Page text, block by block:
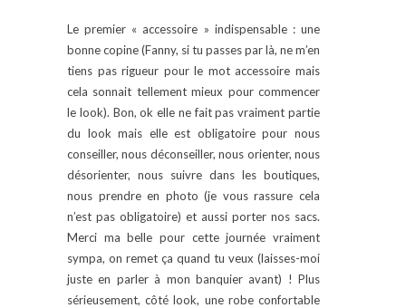
Le premier « accessoire » indispensable : une
bonne copine (Fanny, si tu passes par là, ne m’en
tiens pas rigueur pour le mot accessoire mais
cela sonnait tellement mieux pour commencer
le look). Bon, ok elle ne fait pas vraiment partie
du look mais elle est obligatoire pour nous
conseiller, nous déconseiller, nous orienter, nous
désorienter, nous suivre dans les boutiques,
nous prendre en photo (je vous rassure cela
n’est pas obligatoire) et aussi porter nos sacs.
Merci ma belle pour cette journée vraiment
sympa, on remet ça quand tu veux (laisses-moi
juste en parler à mon banquier avant) ! Plus
sérieusement, côté look, une robe confortable